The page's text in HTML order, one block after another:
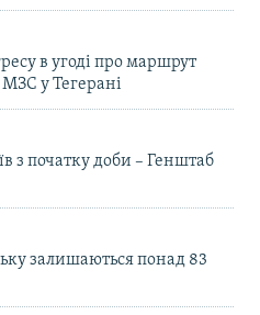
в угоді про маршрут
у Тегерані
з початку доби – Генштаб
залишаються понад 83